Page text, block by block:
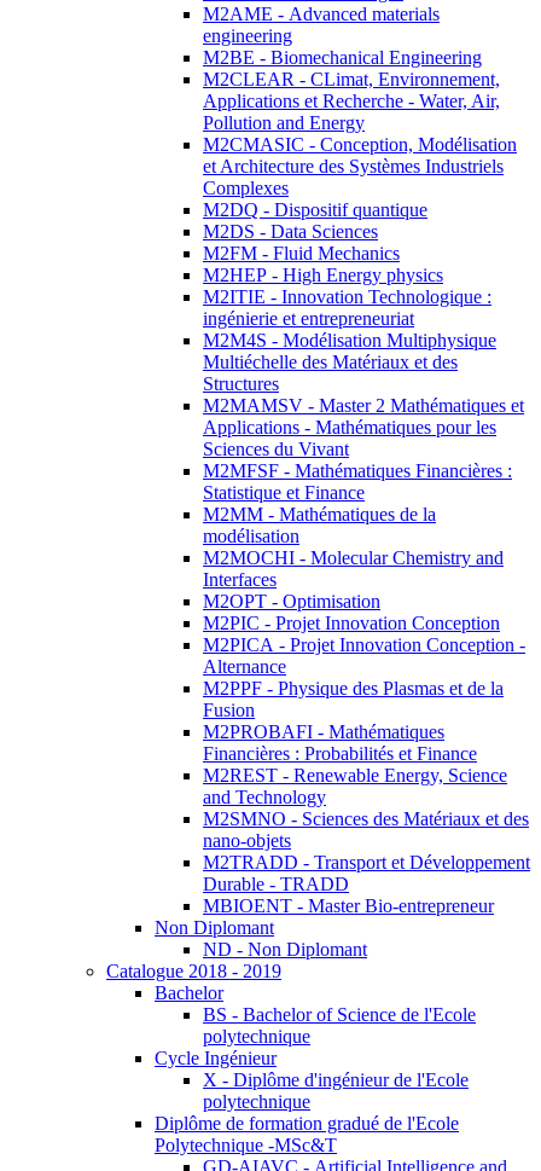
M2AME - Advanced materials
engineering
M2BE - Biomechanical Engineering
M2CLEAR - CLimat, Environnement,
Applications et Recherche - Water, Air,
Pollution and Energy
M2CMASIC - Conception, Modélisation
et Architecture des Systèmes Industriels
Complexes
M2DQ - Dispositif quantique
M2DS - Data Sciences
M2FM - Fluid Mechanics
M2HEP - High Energy physics
M2ITIE - Innovation Technologique :
ingénierie et entrepreneuriat
M2M4S - Modélisation Multiphysique
Multiéchelle des Matériaux et des
Structures
M2MAMSV - Master 2 Mathématiques et
Applications - Mathématiques pour les
Sciences du Vivant
M2MFSF - Mathématiques Financières :
Statistique et Finance
M2MM - Mathématiques de la
modélisation
M2MOCHI - Molecular Chemistry and
Interfaces
M2OPT - Optimisation
M2PIC - Projet Innovation Conception
M2PICA - Projet Innovation Conception -
Alternance
M2PPF - Physique des Plasmas et de la
Fusion
M2PROBAFI - Mathématiques
Financières : Probabilités et Finance
M2REST - Renewable Energy, Science
and Technology
M2SMNO - Sciences des Matériaux et des
nano-objets
M2TRADD - Transport et Développement
Durable - TRADD
MBIOENT - Master Bio-entrepreneur
Non Diplomant
ND - Non Diplomant
Catalogue 2018 - 2019
Bachelor
BS - Bachelor of Science de l'Ecole
polytechnique
Cycle Ingénieur
X - Diplôme d'ingénieur de l'Ecole
polytechnique
Diplôme de formation gradué de l'Ecole
Polytechnique -MSc&T
GD-AIAVC - Artificial Intelligence and